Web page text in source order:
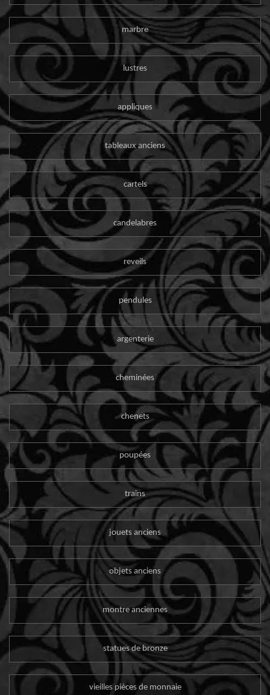
marbre
lustres
appliques
tableaux anciens
cartels
candelabres
reveils
pendules
argenterie
cheminées
chenets
poupées
trains
jouets anciens
objets anciens
montre anciennes
statues de bronze
vieilles pièces de monnaie